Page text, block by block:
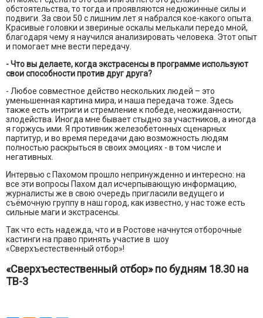
обстоятельства, то тогда и проявляются недюжинные силы и
подвиги. За свои 50 с лишним лет я набрался кое-какого опыта.
Красивые головки и звериные оскалы мелькали передо мной,
благодаря чему я научился анализировать человека. Этот опыт
и помогает мне вести передачу.
- Что вы делаете, когда экстрасенсы в программе используют
свои способности против друг друга?
- Любое совместное действо нескольких людей – это
уменьшенная картина мира, и наша передача тоже. Здесь
также есть интриги и стремление к победе, неожиданности,
злодейства. Иногда мне бывает стыдно за участников, а иногда
я горжусь ими. Я противник железобетонных сценарных
партитур, и во время передачи даю возможность людям
полностью раскрыться в своих эмоциях - в том числе и
негативных.
Интервью с Пахомом прошло непринужденно и интересно: на
все эти вопросы Пахом дал исчерпывающую информацию,
журналисты же в свою очередь пригласили ведущего и
съёмочную группу в наш город, как известно, у нас тоже есть
сильные маги и экстрасенсы.
Так что есть надежда, что и в Ростове начнутся отборочные
кастинги на право принять участие в шоу
«Сверхъестественный отбор»!
«Сверхъестественный отбор» по будням 18.30 на
ТВ-3